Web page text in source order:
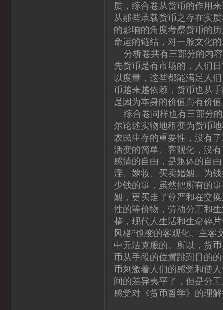
质，综合卷从货币的作用
从那些承载货币之存在实
的影响的角度考察货币的
命运的链结，对一般文化的
分析卷共有三部分的内容
先货币是有市场的，人们
以度量，这些都能满足人
币越来越依赖，货币也从
是因为本身的价值而有价
综合卷同样也有三部分的
尔论述实物地租变为货币
农民生存的重要性，没有
活变的简单、客观化，没
感情的自由，是躯体的自
淫、嫁妆、买卖婚姻、为
少钱的事，虽然把所有的
姻，更买走了尊严和在交
性的等价物，劳动分工和
整，现代人生活和生命碎
风格”也变的客观化。主客
中无法克服的。所以，货
币从手段的位置跳到目的
币刺激着人们的感觉和使
间的差异夷平了，但是分
感觉对《货币哲学》的理